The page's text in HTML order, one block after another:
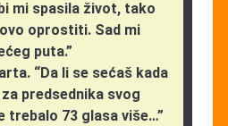
mi spasila život, tako
oprostiti. Sad mi
puta.”
“Da li se sećaš kada
predsednika svog
trebalo 73 glasa više…”